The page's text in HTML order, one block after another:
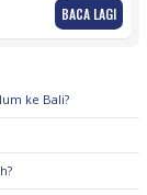
BACA LAGI
ke Bali?